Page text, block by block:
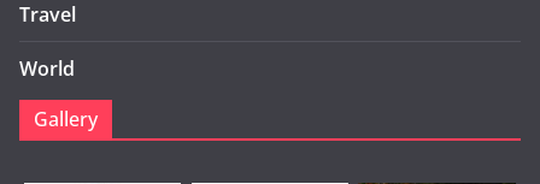
Travel
World
Gallery